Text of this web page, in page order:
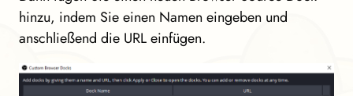
hinzu, indem Sie einen Namen eingeben und
anschließend die URL einfügen.